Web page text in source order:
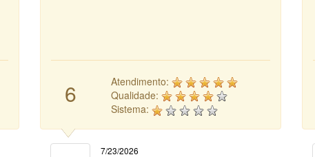
6
Atendimento:
Qualidade:
Sistema:
7/23/2026